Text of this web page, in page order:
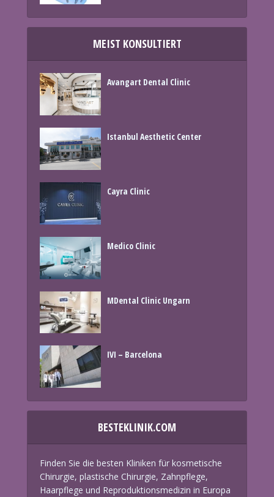
MEIST KONSULTIERT
Avangart Dental Clinic
Istanbul Aesthetic Center
Cayra Clinic
Medico Clinic
MDental Clinic Ungarn
IVI – Barcelona
BESTEKLINIK.COM
Finden Sie die besten Kliniken für kosmetische
Chirurgie, plastische Chirurgie, Zahnpflege,
Haarpflege und Reproduktionsmedizin in Europa